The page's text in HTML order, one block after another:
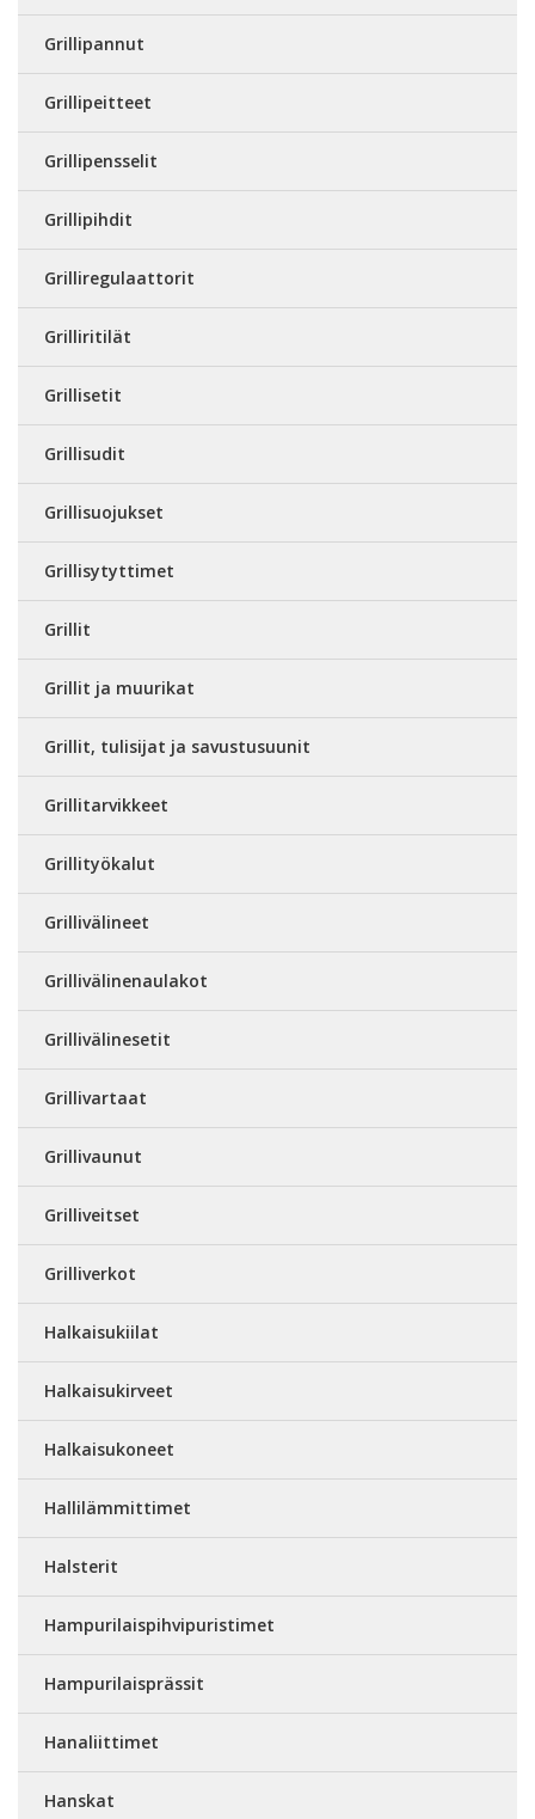
Grillipannut
Grillipeitteet
Grillipensselit
Grillipihdit
Grilliregulaattorit
Grilliritilät
Grillisetit
Grillisudit
Grillisuojukset
Grillisytyttimet
Grillit
Grillit ja muurikat
Grillit, tulisijat ja savustusuunit
Grillitarvikkeet
Grillityökalut
Grillivälineet
Grillivälinenaulakot
Grillivälinesetit
Grillivartaat
Grillivaunut
Grilliveitset
Grilliverkot
Halkaisukiilat
Halkaisukirveet
Halkaisukoneet
Hallilämmittimet
Halsterit
Hampurilaispihvipuristimet
Hampurilaisprässit
Hanaliittimet
Hanskat